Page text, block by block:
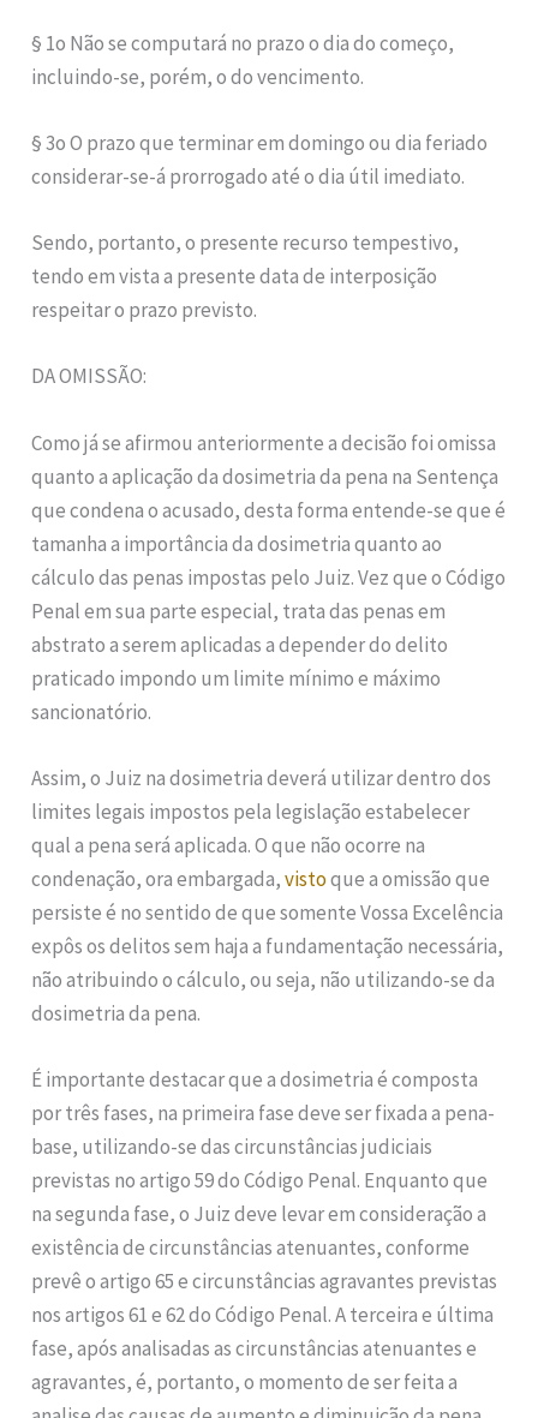
§ 1o Não se computará no prazo o dia do começo,
incluindo-se, porém, o do vencimento.
§ 3o O prazo que terminar em domingo ou dia feriado
considerar-se-á prorrogado até o dia útil imediato.
Sendo, portanto, o presente recurso tempestivo,
tendo em vista a presente data de interposição
respeitar o prazo previsto.
DA OMISSÃO:
Como já se afirmou anteriormente a decisão foi omissa
quanto a aplicação da dosimetria da pena na Sentença
que condena o acusado, desta forma entende-se que é
tamanha a importância da dosimetria quanto ao
cálculo das penas impostas pelo Juiz. Vez que o Código
Penal em sua parte especial, trata das penas em
abstrato a serem aplicadas a depender do delito
praticado impondo um limite mínimo e máximo
sancionatório.
Assim, o Juiz na dosimetria deverá utilizar dentro dos
limites legais impostos pela legislação estabelecer
qual a pena será aplicada. O que não ocorre na
condenação, ora embargada,vistoque a omissão que
persiste é no sentido de que somente Vossa Excelência
expôs os delitos sem haja a fundamentação necessária,
não atribuindo o cálculo, ou seja, não utilizando-se da
dosimetria da pena.
É importante destacar que a dosimetria é composta
por três fases, na primeira fase deve ser fixada a pena-
base, utilizando-se das circunstâncias judiciais
previstas no artigo 59 do Código Penal. Enquanto que
na segunda fase, o Juiz deve levar em consideração a
existência de circunstâncias atenuantes, conforme
prevê o artigo 65 e circunstâncias agravantes previstas
nos artigos 61 e 62 do Código Penal. A terceira e última
fase, após analisadas as circunstâncias atenuantes e
agravantes, é, portanto, o momento de ser feita a